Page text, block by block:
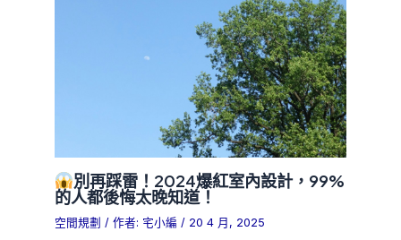
別再踩雷！2024爆紅室內設計，99%
的人都後悔太晚知道！
空間規劃 / 作者: 宅小編 / 20 4 月, 2025